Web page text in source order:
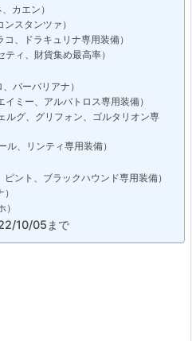
カエン）
スタンツァ）
、ドラキュリナ専用装備）
ィ、財貨集め最高率）
バーバリアナ）
ミー、アルバトロス専用装備）
ルグ、グリフォン、ゴルタリオン専
ル、リンティ専用装備）
ント、ブラックハウンド専用装備）
10/05まで